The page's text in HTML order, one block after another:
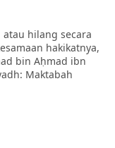
hilang secara
hakikatnya,
bin Aḥmad ibn
Maktabah